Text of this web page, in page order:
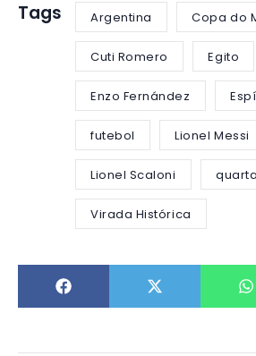
Tags Argentina Copa do
Cuti Romero Egito
Enzo Fernández
futebol Lionel Messi
Lionel Scaloni
Virada Histórica